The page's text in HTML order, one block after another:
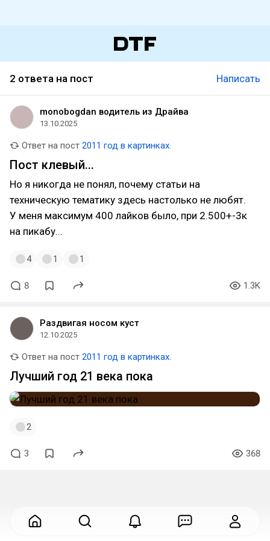
2 ответа на пост Написать
monobogdan водитель из Драйва
13.10.2025
Ответ на пост 2011 год в картинках.
Пост клевый...
Но я никогда не понял, почему статьи на
техническую тематику здесь настолько не любят.
У меня максимум 400 лайков было, при 2.500+-3к
на пикабу...
4 1 1
8 1.3K
Раздвигая носом куст
12.10.2025
Ответ на пост 2011 год в картинках.
Лучший год 21 века пока
2
3 368